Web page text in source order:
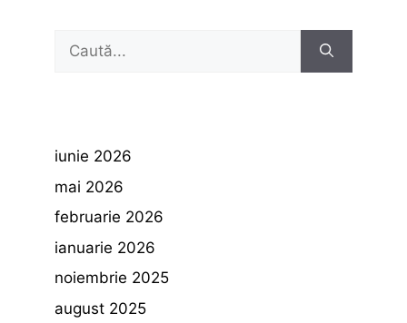
Caută
iunie 2026
mai 2026
februarie 2026
ianuarie 2026
noiembrie 2025
august 2025